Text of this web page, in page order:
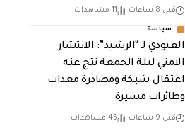
قبل 8 ساعات 11 مشاهدات
سياسة
العبودي لـ “الرشيد”: الانتشار
الامني ليلة الجمعة نتج عنه
اعتقال شبكة ومصادرة معدات
وطائرات مسيرة
قبل 9 ساعات 45 مشاهدات